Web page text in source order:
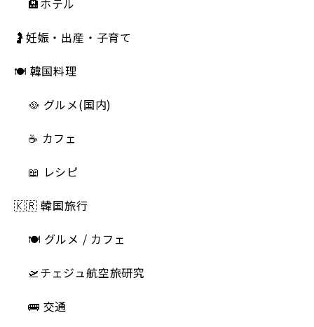
🤰妊娠・出産・子育て
🍽 韓国料理
🥘 グルメ(国内)
☕️ カフェ
📖 レシピ
🇰🇷 韓国旅行
🍽 グルメ / カフェ
🛫チェジュ航空旅研究
🚌 交通